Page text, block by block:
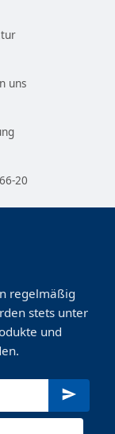
uns
20
regelmäßig
stets unter
und